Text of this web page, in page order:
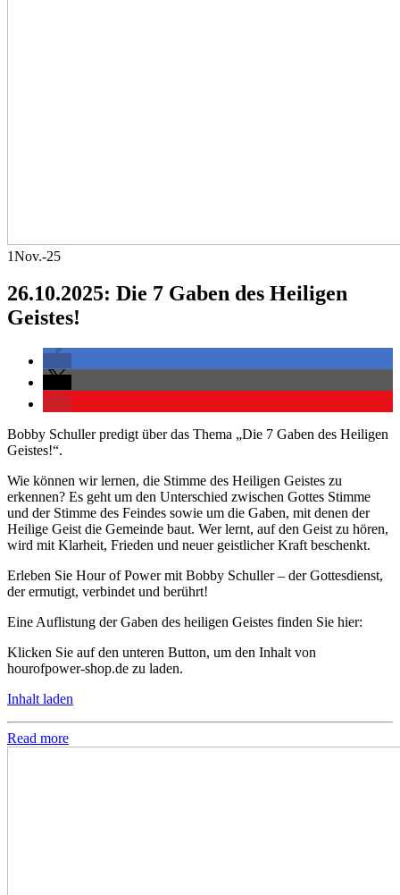
1Nov.-25
26.10.2025: Die 7 Gaben des Heiligen
Geistes!
Bobby Schuller predigt über das Thema „Die 7 Gaben des Heiligen
Geistes!“.
Wie können wir lernen, die Stimme des Heiligen Geistes zu
erkennen? Es geht um den Unterschied zwischen Gottes Stimme
und der Stimme des Feindes sowie um die Gaben, mit denen der
Heilige Geist die Gemeinde baut. Wer lernt, auf den Geist zu hören,
wird mit Klarheit, Frieden und neuer geistlicher Kraft beschenkt.
Erleben Sie Hour of Power mit Bobby Schuller – der Gottesdienst,
der ermutigt, verbindet und berührt!
Eine Auflistung der Gaben des heiligen Geistes finden Sie hier:
Klicken Sie auf den unteren Button, um den Inhalt von
hourofpower-shop.de zu laden.
Inhalt laden
Read more